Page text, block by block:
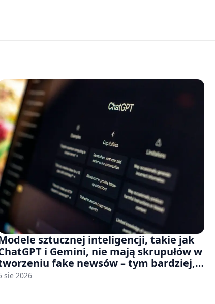
sztucznej inteligencji, takie jak
i Gemini, nie mają skrupułów w
fake newsów – tym bardziej,
rozmawiasz z nimi po polsku
sie 2026